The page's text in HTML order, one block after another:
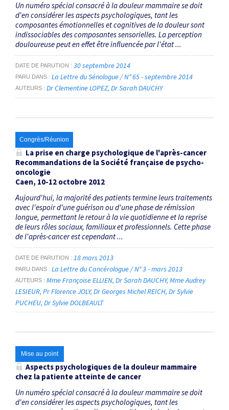
Un numéro spécial consacré à la douleur mammaire se doit
d'en considérer les aspects psychologiques, tant les
composantes émotionnelles et cognitives de la douleur sont
indissociables des composantes sensorielles. La perception
douloureuse peut en effet être influencée par l'état ...
DATE DE PARUTION 30 septembre 2014
PARU DANS La Lettre du Sénologue / N° 65 - septembre 2014
AUTEURS Dr Clementine LOPEZ Dr Sarah DAUCHY
Congrès/Réunion
La prise en charge psychologique de l'après-cancer
Recommandations de la Société française de psycho-
oncologie
Caen, 10-12 octobre 2012
Aujourd'hui, la majorité des patients termine leurs traitements
avec l'espoir d'une guérison ou d'une phase de rémission
longue, permettant le retour à la vie quotidienne et la reprise
de leurs rôles sociaux, familiaux et professionnels. Cette phase
de l'après-cancer est cependant ...
DATE DE PARUTION 18 mars 2013
PARU DANS La Lettre du Cancérologue / N° 3 - mars 2013
AUTEURS Mme Françoise ELLIEN Dr Sarah DAUCHY Mme Audrey
LESIEUR Pr Florence JOLY Dr Georges Michel REICH Dr Sylvie
PUCHEU Dr Sylvie DOLBEAULT
Mise au point
Aspects psychologiques de la douleur mammaire
chez la patiente atteinte de cancer
Un numéro spécial consacré à la douleur mammaire se doit
d'en considérer les aspects psychologiques, tant les